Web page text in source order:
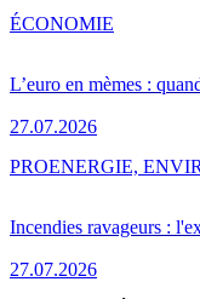
L’euro en mèmes :
27.07.2026
ÉCONOMIE
Incendies ravageurs :
27.07.2026
PROENERGIE,